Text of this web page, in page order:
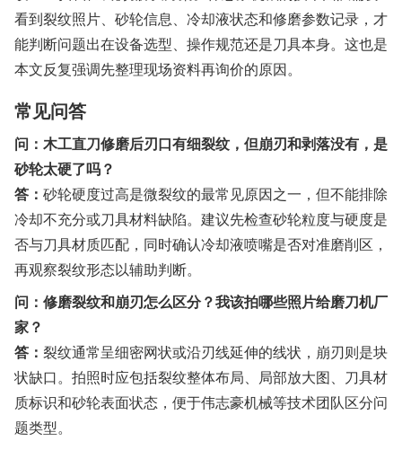
看到裂纹照片、砂轮信息、冷却液状态和修磨参数记录，才
能判断问题出在设备选型、操作规范还是刀具本身。这也是
本文反复强调先整理现场资料再询价的原因。
常见问答
问：木工直刀修磨后刃口有细裂纹，但崩刃和剥落没有，是
砂轮太硬了吗？
答： 砂轮硬度过高是微裂纹的最常见原因之一，但不能排除
冷却不充分或刀具材料缺陷。建议先检查砂轮粒度与硬度是
否与刀具材质匹配，同时确认冷却液喷嘴是否对准磨削区，
再观察裂纹形态以辅助判断。
问：修磨裂纹和崩刃怎么区分？我该拍哪些照片给磨刀机厂
家？
答： 裂纹通常呈细密网状或沿刃线延伸的线状，崩刃则是块
状缺口。拍照时应包括裂纹整体布局、局部放大图、刀具材
质标识和砂轮表面状态，便于伟志豪机械等技术团队区分问
题类型。